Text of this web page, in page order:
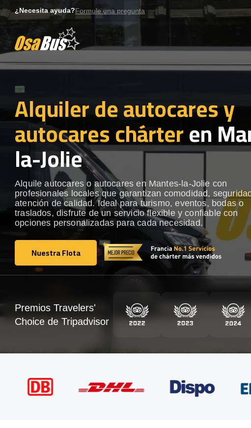
to
¿Necesita ayuda?Formule una pregunta
Alquiler de autocares y
autocares chárteren
la-Jolie
Alquile autocares o autocares en Mantes-la-Jolie con
profesionales locales que garantizan comodidad,
atención de calidad. Ideal para turismo, eventos, bodas o
traslados, disfrute de un servicio flexible y confiable con
opciones personalizadas para cada necesidad.
Nuestra Flota
Nuestra Flota
Premios Travelers'
Choice de Tripadvisor